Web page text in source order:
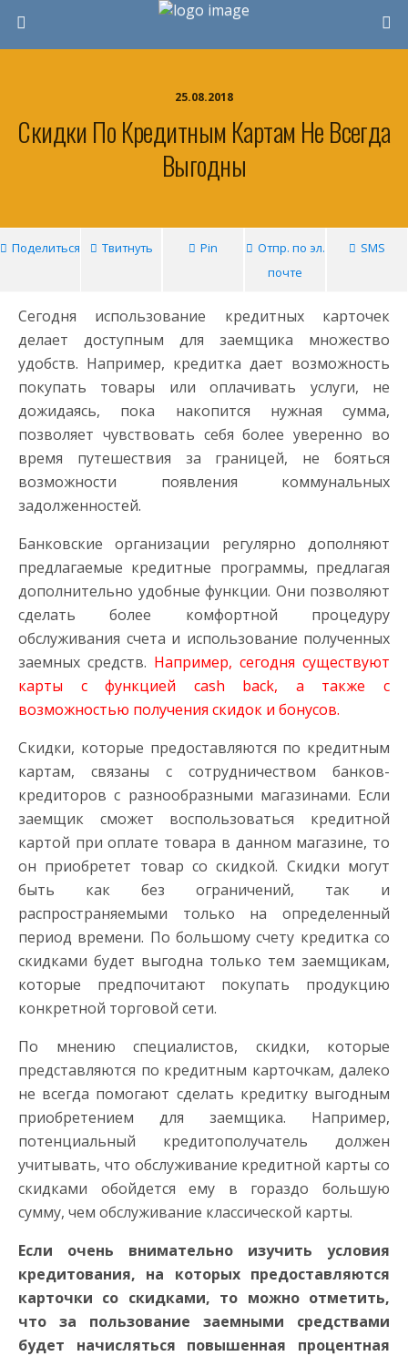
25.08.2018
Скидки По Кредитным Картам Не Всегда
Выгодны
Поделиться Твитнуть Pin
Отпр. по эл.
почте
SMS
Сегодня использование кредитных карточек
делает доступным для заемщика множество
удобств. Например, кредитка дает возможность
покупать товары или оплачивать услуги, не
дожидаясь, пока накопится нужная сумма,
позволяет чувствовать себя более уверенно во
время путешествия за границей, не бояться
возможности появления коммунальных
задолженностей.
Банковские организации регулярно дополняют
предлагаемые кредитные программы, предлагая
дополнительно удобные функции. Они позволяют
сделать более комфортной процедуру
обслуживания счета и использование полученных
заемных средств. Например, сегодня существуют
карты с функцией cash back, а также с
возможностью получения скидок и бонусов.
Скидки, которые предоставляются по кредитным
картам, связаны с сотрудничеством банков-
кредиторов с разнообразными магазинами. Если
заемщик сможет воспользоваться кредитной
картой при оплате товара в данном магазине, то
он приобретет товар со скидкой. Скидки могут
быть как без ограничений, так и
распространяемыми только на определенный
период времени. По большому счету кредитка со
скидками будет выгодна только тем заемщикам,
которые предпочитают покупать продукцию
конкретной торговой сети.
По мнению специалистов, скидки, которые
представляются по кредитным карточкам, далеко
не всегда помогают сделать кредитку выгодным
приобретением для заемщика. Например,
потенциальный кредитополучатель должен
учитывать, что обслуживание кредитной карты со
скидками обойдется ему в гораздо большую
сумму, чем обслуживание классической карты.
Если очень внимательно изучить условия
кредитования, на которых предоставляются
карточки со скидками, то можно отметить,
что за пользование заемными средствами
будет начисляться повышенная процентная